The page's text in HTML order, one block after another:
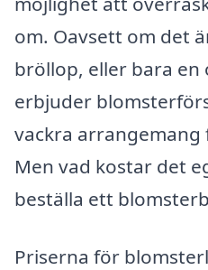
om. Oavsett om det
bröllop, eller bara en
erbjuder
vackra arrangemang
Men vad kostar det
beställa ett
Priserna för